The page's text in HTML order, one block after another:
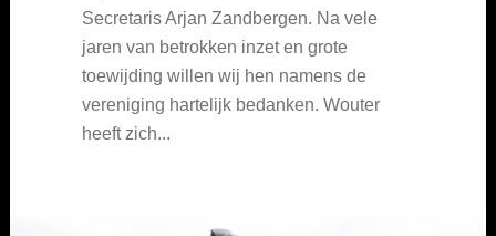
Secretaris Arjan Zandbergen. Na vele
jaren van betrokken inzet en grote
toewijding willen wij hen namens de
vereniging hartelijk bedanken. Wouter
heeft zich...